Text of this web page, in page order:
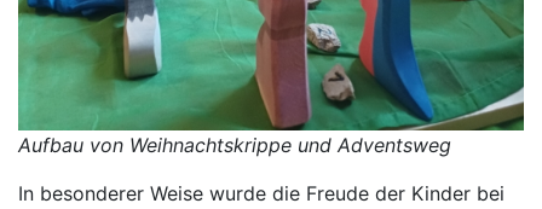
Aufbau von Weihnachtskrippe und Adventsweg
In besonderer Weise wurde die Freude der Kinder bei